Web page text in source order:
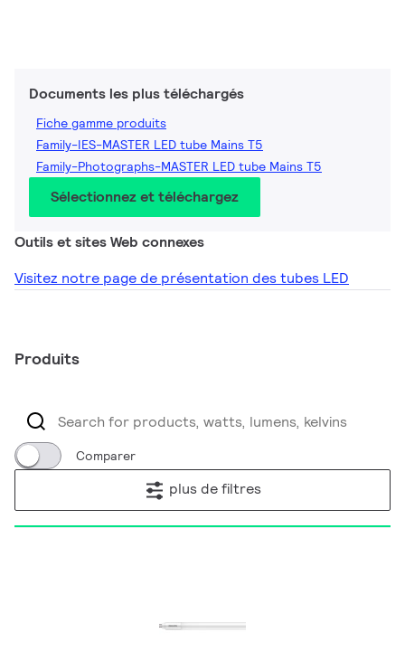
Documents les plus téléchargés
Fiche gamme produits
Family-IES-MASTER LED tube Mains T5
Family-Photographs-MASTER LED tube Mains T5
Sélectionnez et téléchargez
Outils et sites Web connexes
Visitez notre page de présentation des tubes LED
Produits
Comparer
plus de filtres